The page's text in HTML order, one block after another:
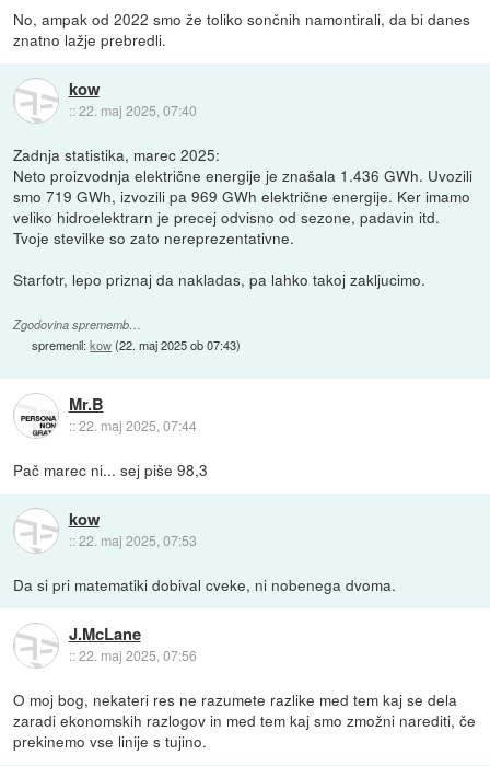
No, ampak od 2022 smo že toliko sončnih namontirali, da bi danes
znatno lažje prebredli.
kow
::22. maj 2025, 07:40
Zadnja statistika, marec 2025:
Neto proizvodnja električne energije je znašala 1.436 GWh. Uvozili
smo 719 GWh, izvozili pa 969 GWh električne energije. Ker imamo
veliko hidroelektrarn je precej odvisno od sezone, padavin itd.
Tvoje stevilke so zato nereprezentativne.
Starfotr, lepo priznaj da nakladas, pa lahko takoj zakljucimo.
Zgodovina sprememb…
spremenil:kow(22. maj 2025 ob 07:43)
Mr.B
::22. maj 2025, 07:44
Pač marec ni... sej piše 98,3
kow
::22. maj 2025, 07:53
Da si pri matematiki dobival cveke, ni nobenega dvoma.
J.McLane
::22. maj 2025, 07:56
O moj bog, nekateri res ne razumete razlike med tem kaj se dela
zaradi ekonomskih razlogov in med tem kaj smo zmožni narediti, če
prekinemo vse linije s tujino.